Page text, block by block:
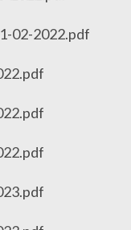
02-2022.pdf